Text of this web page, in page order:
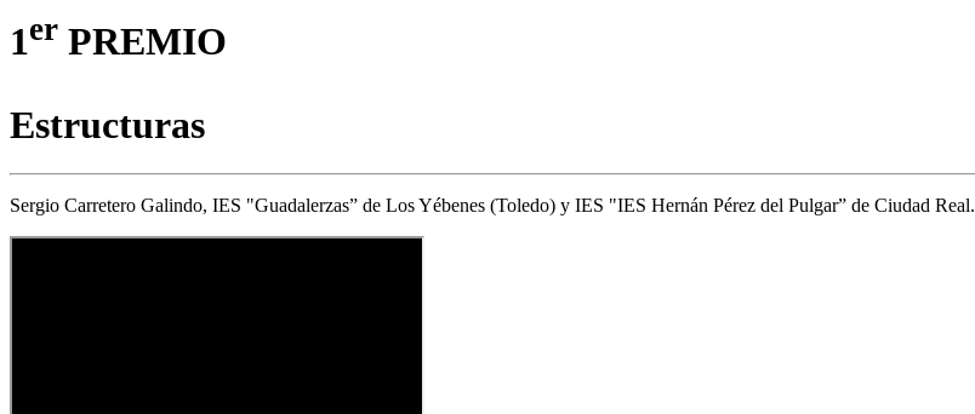
1er PREMIO
Estructuras
Sergio Carretero Galindo, IES "Guadalerzas” de Los Yébenes (Toledo) y IES "IES Hernán Pérez del Pulgar” de Ciudad Real.